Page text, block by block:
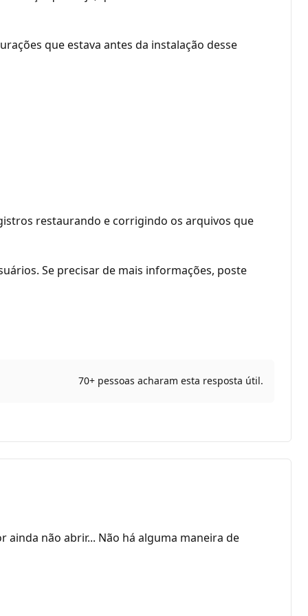
que estava antes da instalação desse
restaurando e corrigindo os arquivos que
Se precisar de mais informações, poste
70+ pessoas acharam esta resposta útil.
ainda não abrir... Não há alguma maneira de